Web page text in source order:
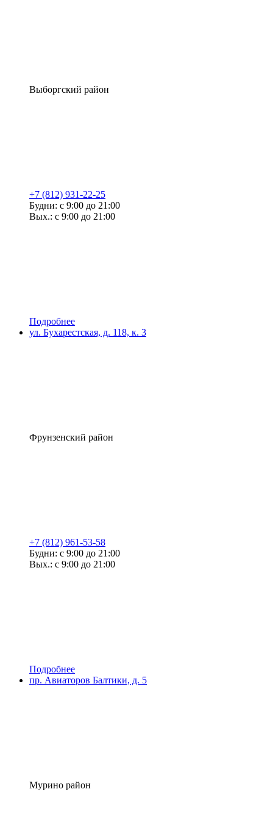
Выборгский район
+7 (812) 931-22-25
Будни: с 9:00 до 21:00
Вых.: с 9:00 до 21:00
Подробнее
ул. Бухарестская, д. 118, к. 3
Фрунзенский район
+7 (812) 961-53-58
Будни: с 9:00 до 21:00
Вых.: с 9:00 до 21:00
Подробнее
пр. Авиаторов Балтики, д. 5
Мурино район